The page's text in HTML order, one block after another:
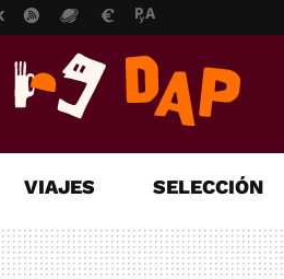
VIAJES SELECCIÓN